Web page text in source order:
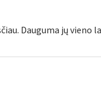
Dauguma jų vieno